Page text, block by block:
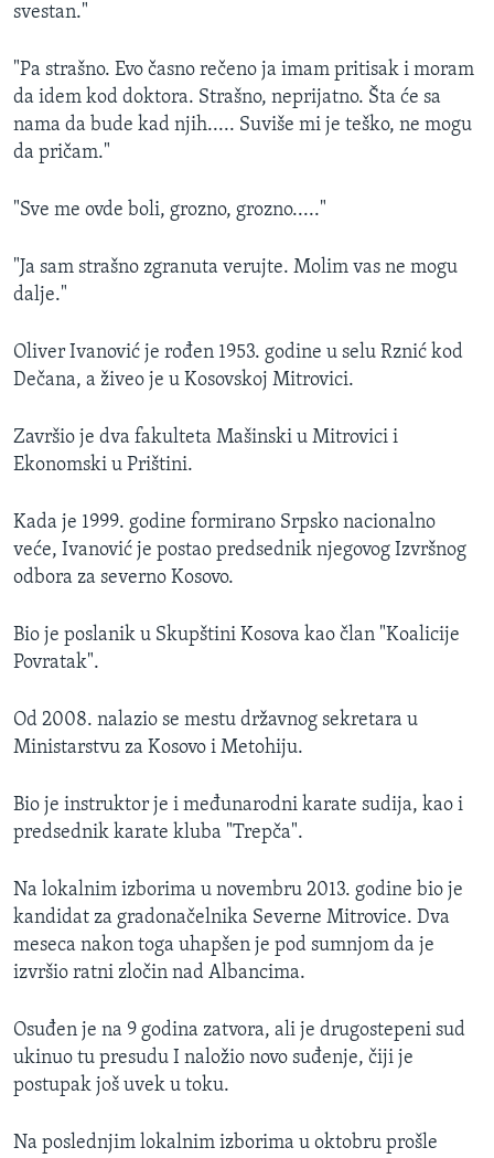
svestan."
"Pa strašno. Evo časno rečeno ja imam pritisak i moram
da idem kod doktora. Strašno, neprijatno. Šta će sa
nama da bude kad njih..... Suviše mi je teško, ne mogu
da pričam."
"Sve me ovde boli, grozno, grozno....."
"Ja sam strašno zgranuta verujte. Molim vas ne mogu
dalje."
Oliver Ivanović je rođen 1953. godine u selu Rznić kod
Dečana, a živeo je u Kosovskoj Mitrovici.
Završio je dva fakulteta Mašinski u Mitrovici i
Ekonomski u Prištini.
Kada je 1999. godine formirano Srpsko nacionalno
veće, Ivanović je postao predsednik njegovog Izvršnog
odbora za severno Kosovo.
Bio je poslanik u Skupštini Kosova kao član "Koalicije
Povratak".
Od 2008. nalazio se mestu državnog sekretara u
Ministarstvu za Kosovo i Metohiju.
Bio je instruktor je i međunarodni karate sudija, kao i
predsednik karate kluba "Trepča".
Na lokalnim izborima u novembru 2013. godine bio je
kandidat za gradonačelnika Severne Mitrovice. Dva
meseca nakon toga uhapšen je pod sumnjom da je
izvršio ratni zločin nad Albancima.
Osuđen je na 9 godina zatvora, ali je drugostepeni sud
ukinuo tu presudu I naložio novo suđenje, čiji je
postupak još uvek u toku.
Na poslednjim lokalnim izborima u oktobru prošle